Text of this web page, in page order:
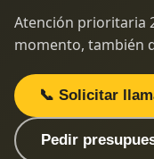
Atención prioritaria
momento, también
📞 Solicitar
Pedir